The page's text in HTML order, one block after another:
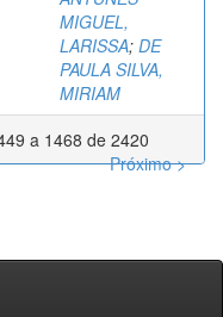
MIGUEL,
LARISSA; DE
PAULA SILVA,
MIRIAM
a 1468 de 2420
Próximo >